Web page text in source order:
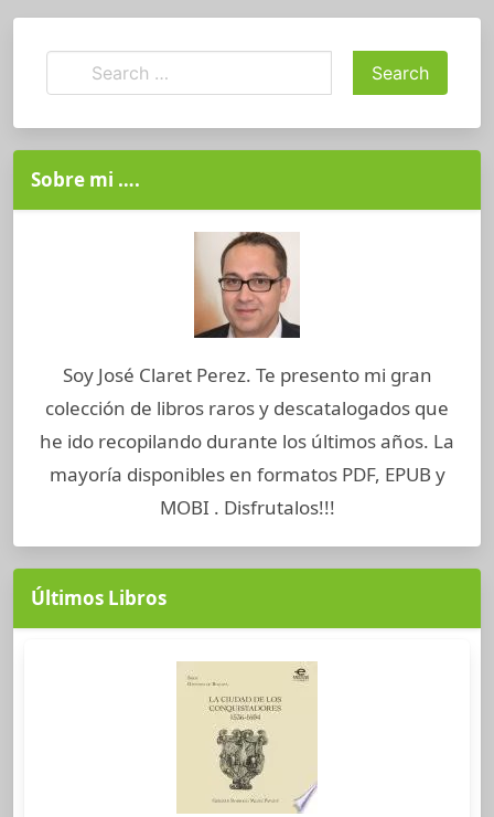
Sobre mi ….
Soy José Claret Perez. Te presento mi gran
colección de libros raros y descatalogados que
he ido recopilando durante los últimos años. La
mayoría disponibles en formatos PDF, EPUB y
MOBI . Disfrutalos!!!
Últimos Libros